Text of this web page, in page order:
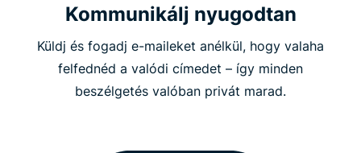
Kommunikálj nyugodtan
Küldj és fogadj e-maileket anélkül, hogy valaha
felfednéd a valódi címedet – így minden
beszélgetés valóban privát marad.